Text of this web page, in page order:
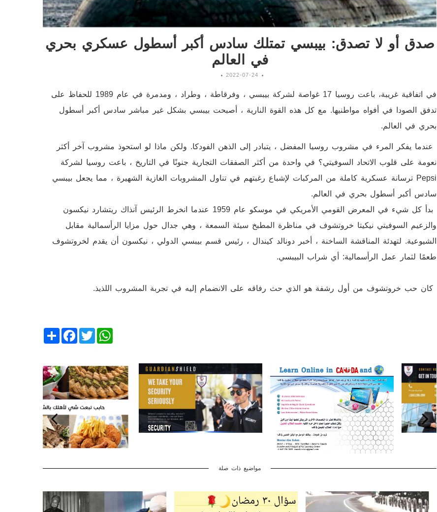
صدق أو لا تصدق: بيبسي تمتلك سادس أكبر أسطول عسكري بحري
في العالم
2022-07-24
في اتفاقية غريبة، باعت روسيا 17 غواصة لشركة بيبسي ، وفرقاطة ، وطراد ، ومدمرة في عام 1989 للحفاظ على
تدفق الصودا في أفواه مواطنيها. مع كل هذه القوة النارية ، أصبحت بيبسي بشكل غير مباشر سادس أكبر أسطول
بحري في العالم.
عندما يفكر المرء في مشروب روسيا المفضل ، يتبادر إلى الذهن الفودكا. ولكن ماذا لو استحوذ مشروب آخر أكثر
نعومة على قلوب الاتحاد السوفيتي؟ في واحدة من أكثر الصفقات التجارية جنونًا في التاريخ ، باعت روسيا لشركة
Pepsi ترسانة عسكرية كاملة من المركبات لإشباع رغبتهم في تناول المشروبات الغازية الشهيرة ، مما يجعل بيبسي
سادس أكبر أسطول بحري في العالم.
بدأ كل شيء في المعرض القومي الأمريكي في موسكو عام 1959 عندما انخرط الرئيس آنذاك ريتشارد نيكسون
والزعيم السوفيتي نيكيتا خروتشوف في مناظرة المطبخ سيئة السمعة ، وهي جدال حول مزايا الرأسمالية مقابل
الشيوعية. لتهدئة المناقشة الساخنة ، أخبر دونالد كيندال ، رئيس قسم بيبسي الدولي ، نيكسون أن يقدم لخروتشوف
طعمًا لثمار عمل الرأسمالية: أي شراب البيبسي.
كان حب خروتشوف من أول رشفة هو الذي حث رفاقه على الانضمام إليه في تجربة المشروب اللذيذ.
Share
FacebookTwitter
WhatsApp
مواضيع ذات صلة